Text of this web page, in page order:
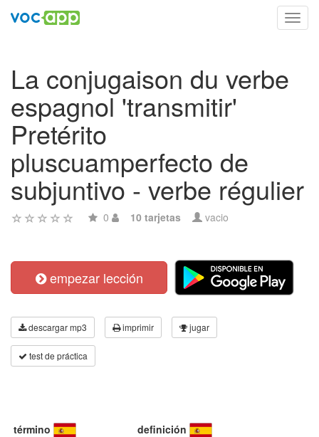
La conjugaison du verbe
espagnol 'transmitir'
Pretérito
pluscuamperfecto de
subjuntivo - verbe régulier
0 10 tarjetas vacio
empezar lección
descargar mp3 imprimir jugar
test de práctica
término definición